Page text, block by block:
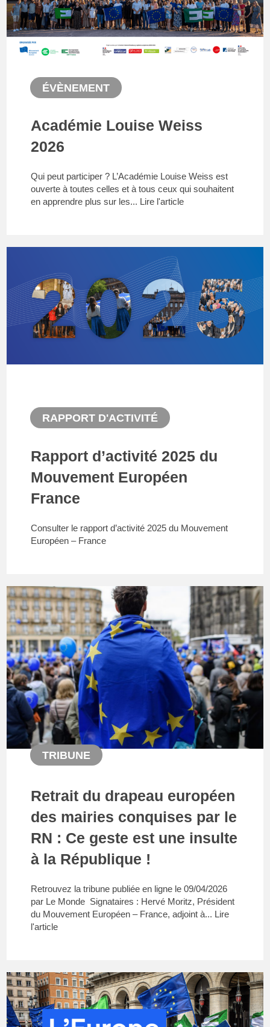
ÉVÈNEMENT
Académie Louise Weiss
2026
Qui peut participer ? L’Académie Louise Weiss est
ouverte à toutes celles et à tous ceux qui souhaitent
en apprendre plus sur les... Lire l'article
RAPPORT D'ACTIVITÉ
Rapport d’activité 2025 du
Mouvement Européen
France
Consulter le rapport d’activité 2025 du Mouvement
Européen – France
TRIBUNE
Retrait du drapeau européen
des mairies conquises par le
RN : Ce geste est une insulte
à la République !
Retrouvez la tribune publiée en ligne le 09/04/2026
par Le Monde Signataires : Hervé Moritz, Président
du Mouvement Européen – France, adjoint à... Lire
l'article